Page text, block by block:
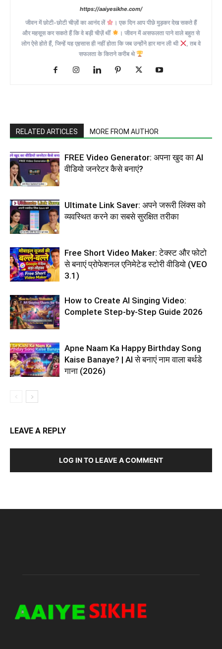
https://aaiyesikhe.com/
जीवन में छोटी-छोटी चीज़ों का आनंद लें
। एक दिन आप पीछे मुड़कर देख सकते हैं
और महसूस कर सकते हैं कि वे बड़ी चीज़ें थीं
। जीवन में असफलता पाने वाले बहुत से
लोग ऐसे होते हैं, जिन्हें यह एहसास ही नहीं होता कि जब उन्होंने हार मान ली थी
, तब वे
सफलता के कितने करीब थे
RELATED ARTICLES MORE FROM AUTHOR
FREE Video Generator: अपना खुद का AI
वीडियो जनरेटर कैसे बनाएं?
Ultimate Link Saver: अपने जरूरी लिंक्स को
व्यवस्थित करने का सबसे सुरक्षित तरीका
Free Short Video Maker: टेक्स्ट और फोटो
से बनाएं प्रोफेशनल एनिमेटेड स्टोरी वीडियो (VEO
3.1)
How to Create AI Singing Video:
Complete Step-by-Step Guide 2026
Apne Naam Ka Happy Birthday Song
Kaise Banaye? | AI से बनाएं नाम वाला बर्थडे
गाना (2026)
LEAVE A REPLY
LOG IN TO LEAVE A COMMENT